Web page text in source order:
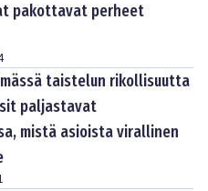
pakottavat perheet
taistelun rikollisuutta
paljastavat
mistä asioista virallinen